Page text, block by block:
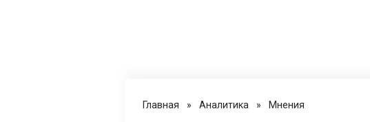
Главная » Аналитика » Мнения